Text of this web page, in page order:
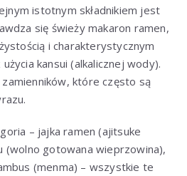
istotnym składnikiem jest
się świeży makaron ramen,
i charakterystycznym
kansui (alkalicznej wody).
które często są
– jajka ramen (ajitsuke
(wolno gotowana wieprzowina),
(menma) – wszystkie te